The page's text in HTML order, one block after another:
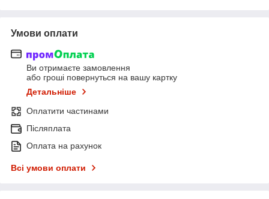
Умови оплати
Ви отримаєте замовлення
або гроші повернуться на вашу картку
Детальніше
Оплатити частинами
Післяплата
Оплата на рахунок
Всі умови оплати